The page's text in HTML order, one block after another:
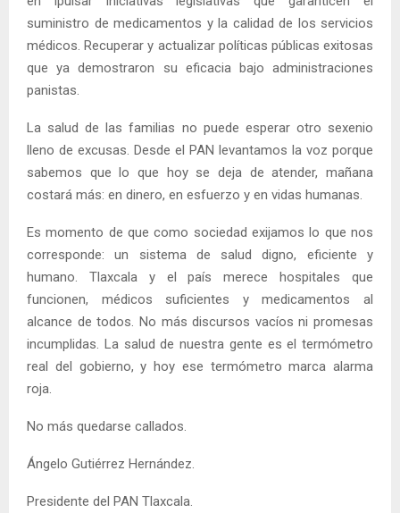
suministro de medicamentos y la calidad de los servicios
médicos. Recuperar y actualizar políticas públicas exitosas
que ya demostraron su eficacia bajo administraciones
panistas.
La salud de las familias no puede esperar otro sexenio
lleno de excusas. Desde el PAN levantamos la voz porque
sabemos que lo que hoy se deja de atender, mañana
costará más: en dinero, en esfuerzo y en vidas humanas.
Es momento de que como sociedad exijamos lo que nos
corresponde: un sistema de salud digno, eficiente y
humano. Tlaxcala y el país merece hospitales que
funcionen, médicos suficientes y medicamentos al
alcance de todos. No más discursos vacíos ni promesas
incumplidas. La salud de nuestra gente es el termómetro
real del gobierno, y hoy ese termómetro marca alarma
roja.
No más quedarse callados.
Ángelo Gutiérrez Hernández.
Presidente del PAN Tlaxcala.